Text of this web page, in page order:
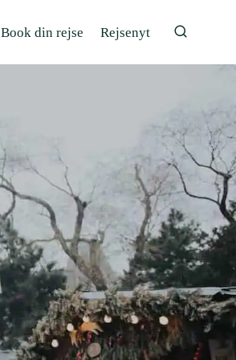
Book din rejse Rejsenyt